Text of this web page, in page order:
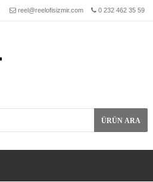
reel@reelofisizmir.com 0 232 462 35 59
ÜRÜN ARA